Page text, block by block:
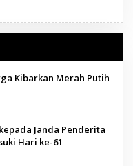
Kibarkan Merah Putih
Janda Penderita
Hari ke-61